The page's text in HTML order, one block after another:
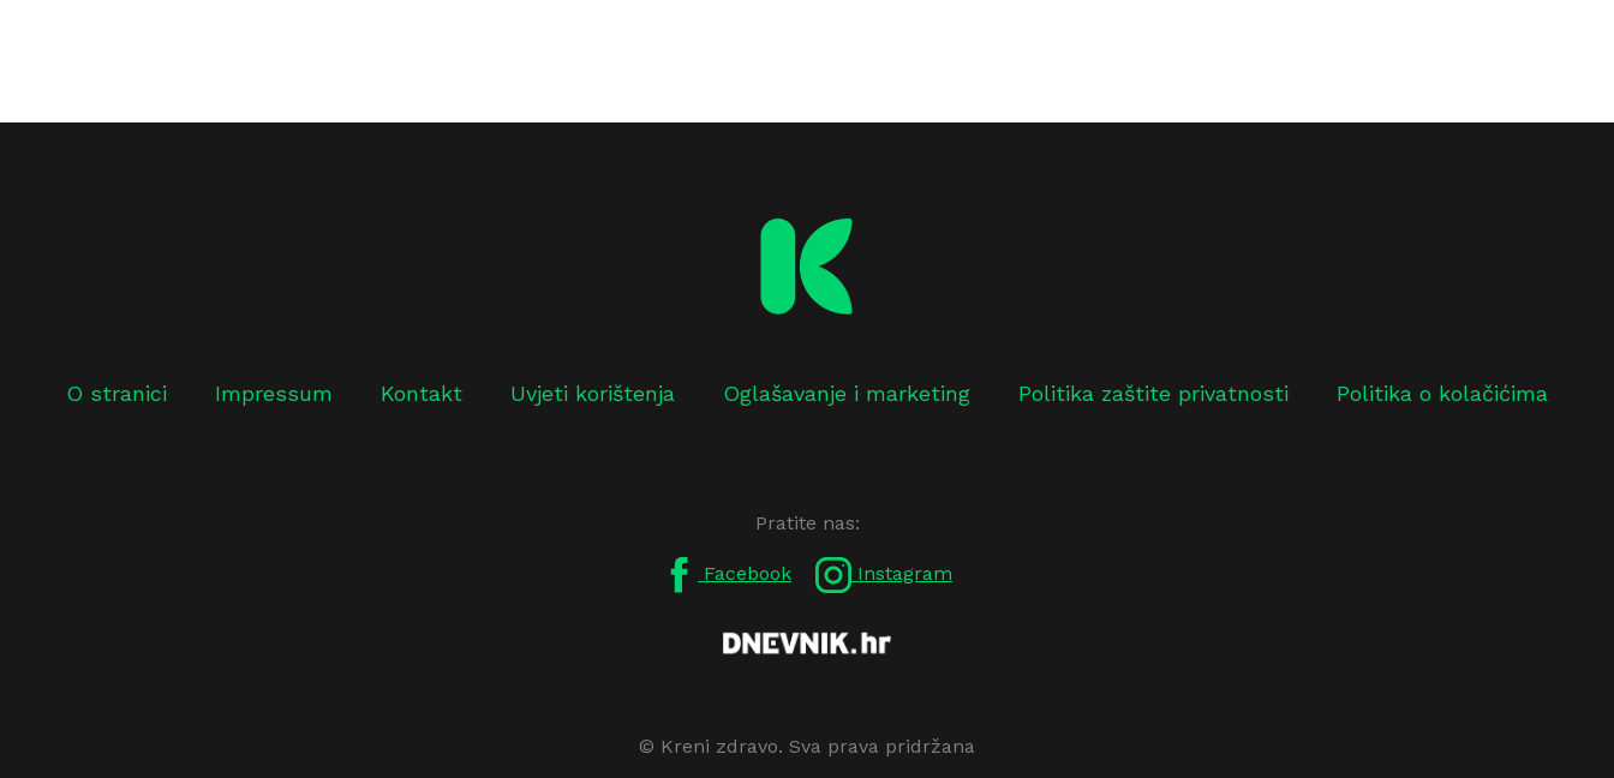
O stranici Impressum Kontakt Uvjeti korištenja Oglašavanje i marketing Politika zaštite privatnosti Politika o kolačićima
Pratite nas:
Facebook Instagram
© Kreni zdravo. Sva prava pridržana